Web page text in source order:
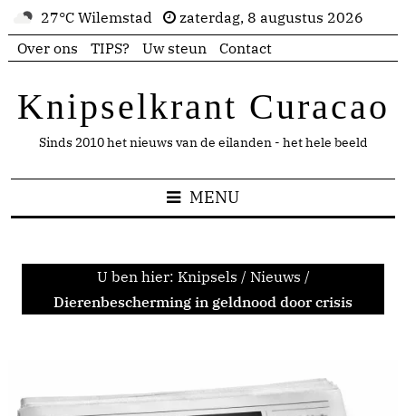
27°C Wilemstad
zaterdag, 8 augustus 2026
Over ons
TIPS? Uw steun Contact
Knipselkrant Curacao
Sinds 2010 het nieuws van de eilanden - het hele beeld
MENU
U ben hier: Knipsels / Nieuws /
Dierenbescherming in geldnood door crisis